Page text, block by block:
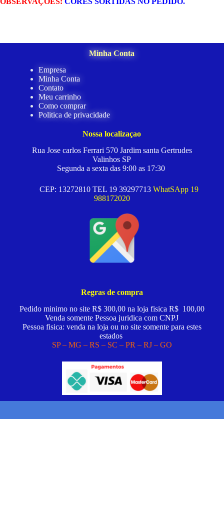
Minha Conta
Empresa
Minha Conta
Contato
Meu carrinho
Como comprar
Politica de privacidade
Nossa localizaçao
Rua Jose carlos Ferrari 570 Jardim santa Gertrudes
Valinhos SP
Segunda a sexta das 9:00 as 17:30
CEP: 13272810 TEL 19 39297713 WhatSApp 19
988172020
Regras de compra
Pedido minimo no site R$ 300,00 na loja fisica R$ 100,00
Venda somente Pessoa juridica com CNPJ
Pessoa fisica: venda na loja ou no site somente para estes
estados
SP – MG – RS – SC – PR – RJ – GO